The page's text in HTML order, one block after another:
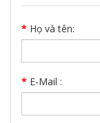
Họ và tên:
E-Mail :